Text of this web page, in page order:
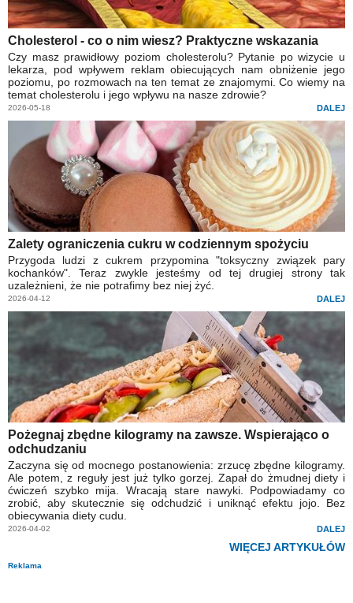
Cholesterol - co o nim wiesz? Praktyczne wskazania
Czy masz prawidłowy poziom cholesterolu? Pytanie po wizycie u
lekarza, pod wpływem reklam obiecujących nam obniżenie jego
poziomu, po rozmowach na ten temat ze znajomymi. Co wiemy na
temat cholesterolu i jego wpływu na nasze zdrowie?
2026-05-18 DALEJ
Zalety ograniczenia cukru w codziennym spożyciu
Przygoda ludzi z cukrem przypomina "toksyczny związek pary
kochanków". Teraz zwykle jesteśmy od tej drugiej strony tak
uzależnieni, że nie potrafimy bez niej żyć.
2026-04-12 DALEJ
Pożegnaj zbędne kilogramy na zawsze. Wspierająco o
odchudzaniu
Zaczyna się od mocnego postanowienia: zrzucę zbędne kilogramy.
Ale potem, z reguły jest już tylko gorzej. Zapał do żmudnej diety i
ćwiczeń szybko mija. Wracają stare nawyki. Podpowiadamy co
zrobić, aby skutecznie się odchudzić i uniknąć efektu jojo. Bez
obiecywania diety cudu.
2026-04-02 DALEJ
WIĘCEJ ARTYKUŁÓW
Reklama